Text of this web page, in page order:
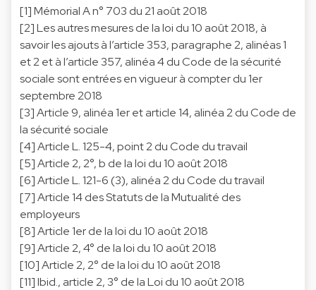
[1] Mémorial A n° 703 du 21 août 2018
[2] Les autres mesures de la loi du 10 août 2018, à
savoir les ajouts à l’article 353, paragraphe 2, alinéas 1
et 2 et à l’article 357, alinéa 4 du Code de la sécurité
sociale sont entrées en vigueur à compter du 1er
septembre 2018
[3] Article 9, alinéa 1er et article 14, alinéa 2 du Code de
la sécurité sociale
[4] Article L. 125-4, point 2 du Code du travail
[5] Article 2, 2°, b de la loi du 10 août 2018
[6] Article L. 121-6 (3), alinéa 2 du Code du travail
[7] Article 14 des Statuts de la Mutualité des
employeurs
[8] Article 1er de la loi du 10 août 2018
[9] Article 2, 4° de la loi du 10 août 2018
[10] Article 2, 2° de la loi du 10 août 2018
[11] Ibid., article 2, 3° de la Loi du 10 août 2018